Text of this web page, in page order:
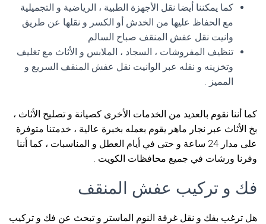
كما يمكننا أيضا نقل الأجهزة الطبية ، الرياضية و التجميلية
مع الحفاظ عليها من الخدش أو الكسر و نقلها عن طريق
وانيت نقل عفش المنقف صباح السالم.
تنظيف المفروشات ، السجاد ، الملابس و الأثاث مع تغليف
وتخزينه و نقله عبر الوانيت نقل عفش المنقف السريع و
المميز .
كما أننا نقوم بالعديد من الخدمات الأخرى كصيانة و تصليح الأثاث ،
بخ الأثاث عبر نجار ماهر يقوم بعمله بخبرة عالية ، خدمتنا متوفرة
على مدار 24 ساعة و حتى في أيام العطل و المناسبات ، كما أننا
وفرنا ورشات في جميع محافظات الكويت .
فك و تركيب عفش المنقف
هل ترغب بفك و نقل غرفة النوم الماستر و تبحث عن فك و تركيب